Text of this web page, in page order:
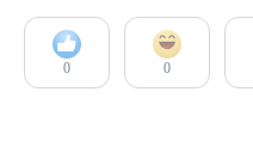
0 0